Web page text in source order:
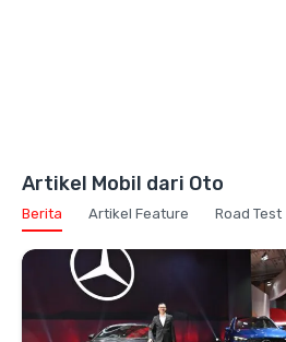
Artikel Mobil dari Oto
Berita Artikel Feature Road Test